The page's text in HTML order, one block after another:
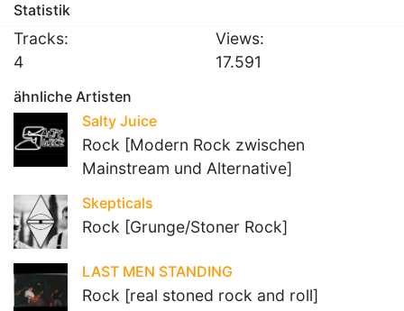
Statistik
Tracks:
4
Views:
17.591
ähnliche Artisten
Salty Juice
Rock [Modern Rock zwischen
Mainstream und Alternative]
Skepticals
Rock [Grunge/Stoner Rock]
LAST MEN STANDING
Rock [real stoned rock and roll]